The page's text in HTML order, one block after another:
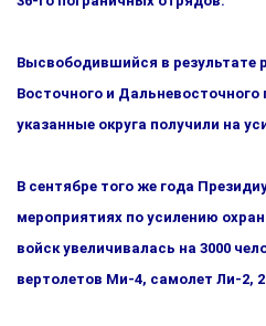
Высвободившийся в результате
Восточного и Дальневосточного
указанные округа получили на
В сентябре того же года
мероприятиях по усилению
войск увеличивалась на 3000
вертолетов Ми-4, самолет Ли-2,